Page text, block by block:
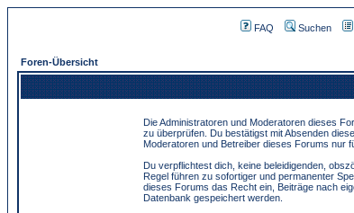
FAQ Suchen
Foren-Übersicht
Die Administratoren und Moderatoren dieses
zu überprüfen. Du bestätigst mit Absenden
Moderatoren und Betreiber dieses Forums nur
Du verpflichtest dich, keine beleidigenden,
Regel führen zu sofortiger und permanenter
dieses Forums das Recht ein, Beiträge nach
Datenbank gespeichert werden.